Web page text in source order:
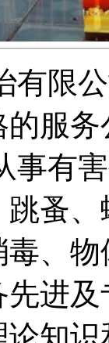
有限
服
事有
蚤
、
进